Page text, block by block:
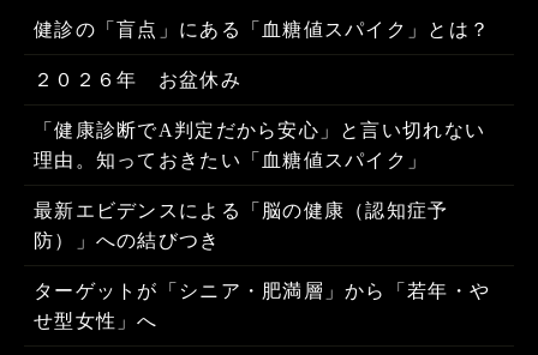
健診の「盲点」にある「血糖値スパイク」とは？
２０２６年 お盆休み
「健康診断でA判定だから安心」と言い切れない
理由。知っておきたい「血糖値スパイク」
最新エビデンスによる「脳の健康（認知症予
防）」への結びつき
ターゲットが「シニア・肥満層」から「若年・や
せ型女性」へ